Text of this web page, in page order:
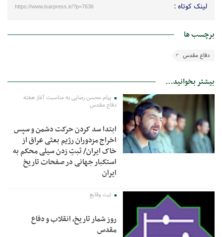
لینک کوتاه : https://www.isarpress.ir/?p=7636
برچسب ها
دفاع مقدس
بیشتر بخوانید...
پیام محسن رضایی به مناسبت آغاز هفته
دفاع مقدس
ابتدا سد کردن حرکت دشمن و سپس
اخراج مزدوران رژیم بعثی عراق از
خاک ایران/ ثبتِ زدن سیلی محکم به
استکبار جهانی در صفحات تاریخ
ایران
ثبت وقایع
روز شمار تاریخ، انقلاب و دفاع
مقدس